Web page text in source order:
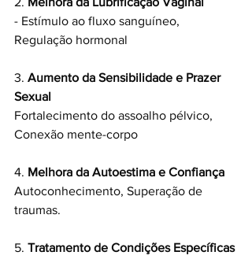
- Estímulo ao fluxo sanguíneo,
Regulação hormonal
3. Aumento da Sensibilidade e Prazer
Sexual
Fortalecimento do assoalho pélvico,
Conexão mente-corpo
4. Melhora da Autoestima e Confiança
Autoconhecimento, Superação de
traumas.
5. Tratamento de Condições Específicas